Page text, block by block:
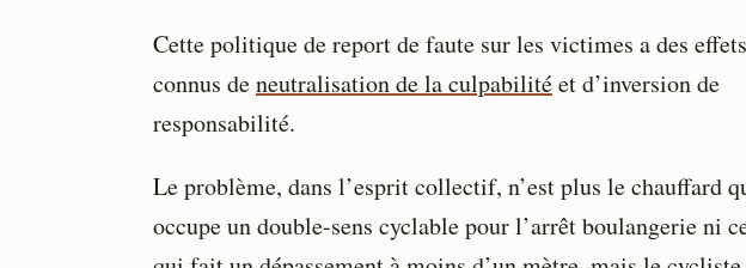
Cette politique de report de faute sur les victimes a des
connus deneutralisation de la culpabilitéet d’inversion de
responsabilité.
Le problème, dans l’esprit collectif, n’est plus le chauffard
occupe un double-sens cyclable pour l’arrêt boulangerie ni